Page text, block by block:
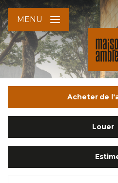
MENU
Acheter de
Du neuf
Louer
De l'immo pro